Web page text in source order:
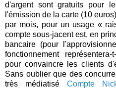
d'argent sont gratuits pour
l'émission de la carte (10
par mois, pour un usage «
compte sous-jacent est, en
bancaire (pour
fonctionnement
pour convaincre les clients
Sans oublier que des
très médiatiséCompte